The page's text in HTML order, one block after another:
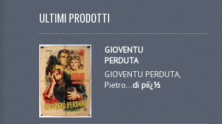
ULTIMI PRODOTTI
GIOVENTU
PERDUTA
GIOVENTU PERDUTA,
Pietro...di piï¿½